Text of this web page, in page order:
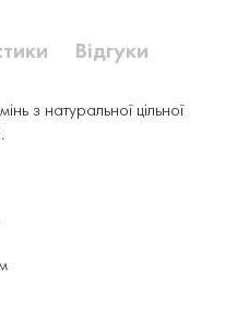
Відгуки
з натуральної цільної